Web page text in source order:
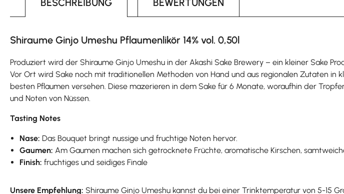
Shiraume Ginjo Umeshu Pflaumenlikör 14% vol. 0,50l
Produziert wird der Shiraume Ginjo Umeshu in der Akashi Sake Brewery – ein kleiner Sake
Vor Ort wird Sake noch mit traditionellen Methoden von Hand und aus regionalen Zutaten in
besten Pflaumen versehen. Diese mazerieren in dem Sake für 6 Monate, woraufhin der
und Noten von Nüssen.
Tasting Notes
Nase: Das Bouquet bringt nussige und fruchtige Noten hervor.
Gaumen: Am Gaumen machen sich getrocknete Früchte, aromatische Kirschen,
Finish:fruchtiges und seidiges Finale
Unsere Empfehlung: Shiraume Ginjo Umeshu kannst du bei einer Trinktemperatur von 5-15